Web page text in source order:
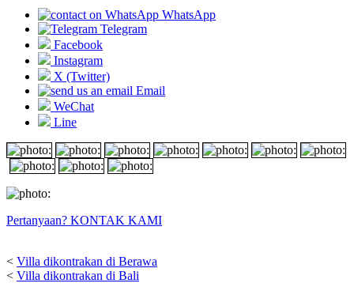
WhatsApp
Telegram
Facebook
Instagram
X (Twitter)
Email
WeChat
Line
Pertanyaan? KONTAK KAMI
< Villa dikontrakan di Berawa
< Villa dikontrakan di Bali